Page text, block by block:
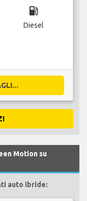
local_gas_station
Diesel
Motion su
auto ibride: